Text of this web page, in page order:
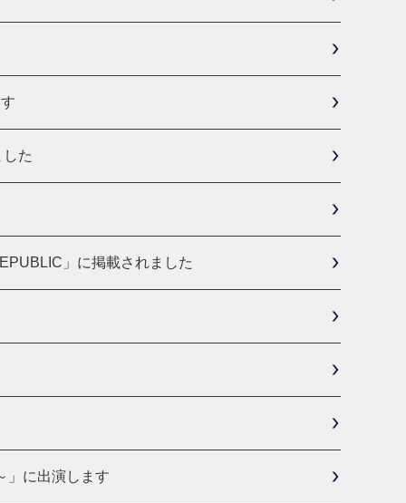
た
」に掲載されました
」に出演します